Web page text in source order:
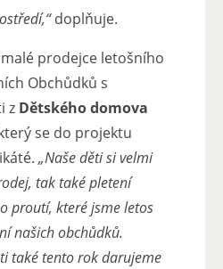
doplňuje.
prodejce letošního
Obchůdků s
z Dětského domova
se do projektu
„Naše děti si velmi
tak také pletení
proutí, které jsme letos
našich obchůdků.
také tento rok darujeme